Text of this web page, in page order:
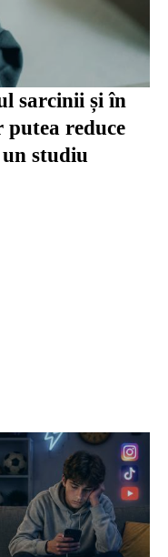
sarcinii și în
reduce
studiu